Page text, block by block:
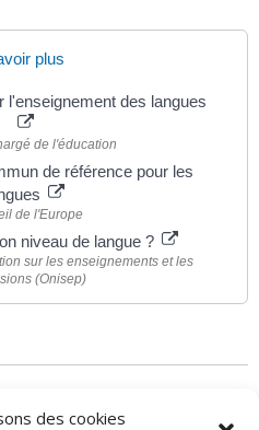
des cookies
plus
l'enseignement des langues
de l'éducation
de référence pour les
de l'Europe
niveau de langue ?
sur les enseignements et les
(Onisep)